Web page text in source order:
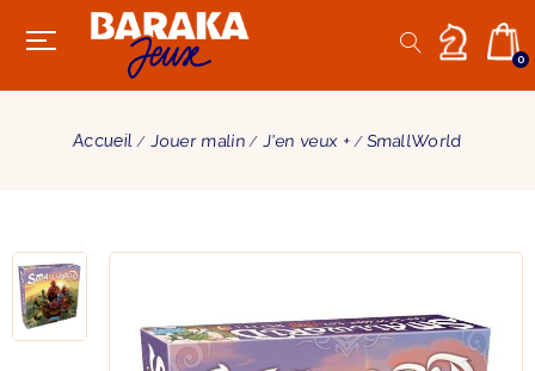
0
Accueil Jouer malin J'en veux + SmallWorld